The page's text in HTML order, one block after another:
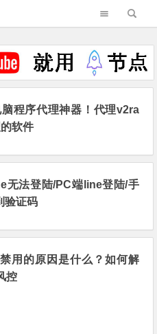
程序代理神器！代理v2ra
软件
无法登陆/PC端line登陆/手
验证码
用的原因是什么？如何解
控